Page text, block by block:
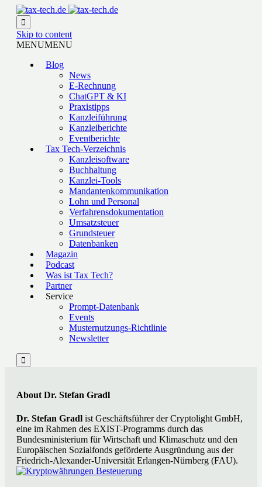

Skip to content
MENUMENU
Blog
News
E-Rechnung
ChatGPT & KI
Praxistipps
Kanzleiführung
Kanzleiberichte
Eventberichte
Tax Tech-Verzeichnis
Kanzleisoftware
Buchhaltung
Kanzlei-Tools
Mandantenkommunikation
Lohn und Personal
Verfahrensdokumentation
Umsatzsteuer
Grundsteuer
Datenbanken
Magazin
Podcast
Was ist Tax Tech?
Partner
Service
Prompt-Datenbank
Events
Musternutzungs-Richtlinie
Newsletter

About Dr. Stefan Gradl
Dr. Stefan Gradl ist Geschäftsführer der Cryptolight GmbH,
eine im Rahmen des EXIST-Programms durch das
Bundesministerium für Wirtschaft und Klimaschutz und den
Europäischen Sozialfonds geförderte Ausgründung aus der
Friedrich-Alexander-Universität Erlangen-Nürnberg (FAU).